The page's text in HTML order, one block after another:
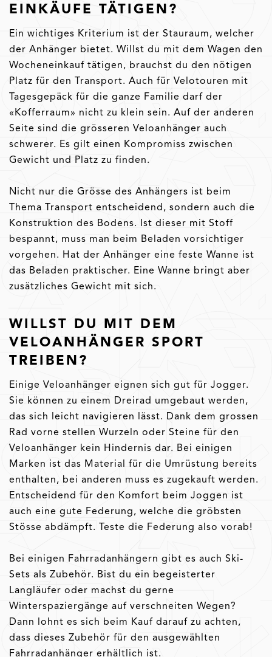
EINKÄUFE TÄTIGEN?
Ein wichtiges Kriterium ist der Stauraum, welcher
der Anhänger bietet. Willst du mit dem Wagen den
Wocheneinkauf tätigen, brauchst du den nötigen
Platz für den Transport. Auch für Velotouren mit
Tagesgepäck für die ganze Familie darf der
«Kofferraum» nicht zu klein sein. Auf der anderen
Seite sind die grösseren Veloanhänger auch
schwerer. Es gilt einen Kompromiss zwischen
Gewicht und Platz zu finden.
Nicht nur die Grösse des Anhängers ist beim
Thema Transport entscheidend, sondern auch die
Konstruktion des Bodens. Ist dieser mit Stoff
bespannt, muss man beim Beladen vorsichtiger
vorgehen. Hat der Anhänger eine feste Wanne ist
das Beladen praktischer. Eine Wanne bringt aber
zusätzliches Gewicht mit sich.
WILLST DU MIT DEM
VELOANHÄNGER SPORT
TREIBEN?
Einige Veloanhänger eignen sich gut für Jogger.
Sie können zu einem Dreirad umgebaut werden,
das sich leicht navigieren lässt. Dank dem grossen
Rad vorne stellen Wurzeln oder Steine für den
Veloanhänger kein Hindernis dar. Bei einigen
Marken ist das Material für die Umrüstung bereits
enthalten, bei anderen muss es zugekauft werden.
Entscheidend für den Komfort beim Joggen ist
auch eine gute Federung, welche die gröbsten
Stösse abdämpft. Teste die Federung also vorab!
Bei einigen Fahrradanhängern gibt es auch Ski-
Sets als Zubehör. Bist du ein begeisterter
Langläufer oder machst du gerne
Winterspaziergänge auf verschneiten Wegen?
Dann lohnt es sich beim Kauf darauf zu achten,
dass dieses Zubehör für den ausgewählten
Fahrradanhänger erhältlich ist.